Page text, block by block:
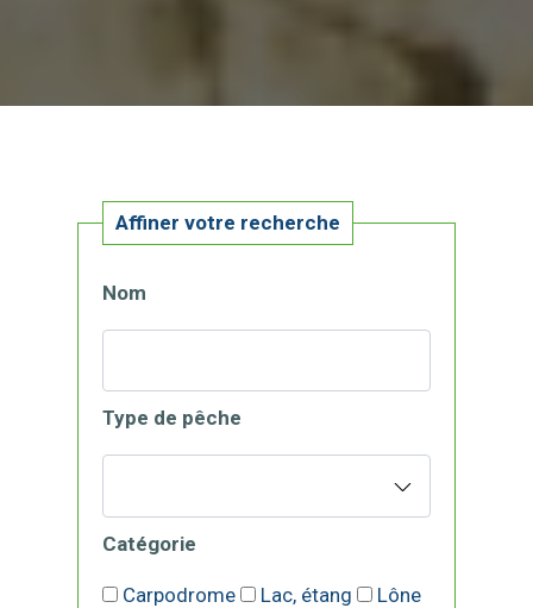
Affiner votre recherche
Nom
Type de pêche
Catégorie
Carpodrome Lac, étang
Lône